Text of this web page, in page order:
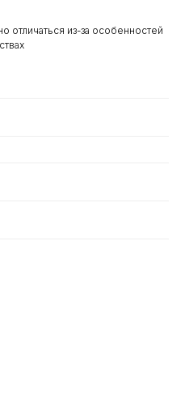
отличаться из-за особенностей